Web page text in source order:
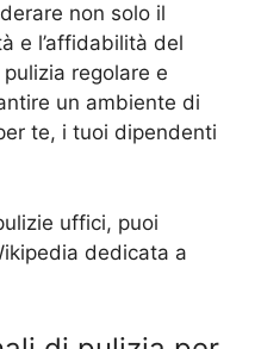
non solo il
e l’affidabilità del
regolare e
un ambiente di
te, i tuoi dipendenti
uffici, puoi
dedicata a